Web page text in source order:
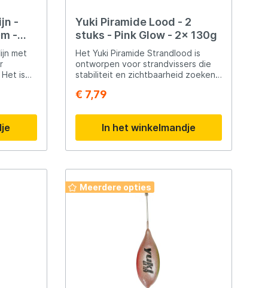
-
-
met
is
Yuki Piramide Lood - 2
stuks - Pink Glow - 2x 130g
Het Yuki Piramide Strandlood is
ontworpen voor strandvissers die
stabiliteit en zichtbaarheid zoeken.
grip, camouflage en aerodynamiek.
zelfs in diep water en bij weinig
het donker – ideaal voor
nachtvissen. Piramidemodel:
de bodem liggen. Voor
strandvissen: Perfect voor verre
worpen en stabiele ligging op zand.
Het Yuki strandlood biedt optimale
prestaties voor uiteenlopende
visomstandigheden.
€ 7,79
In het winkelmandje
Meerdere opties